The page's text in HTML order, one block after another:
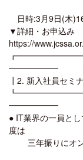
日時:3月9日(木
▼詳細・お申込み
https://
━━━━━━
┃2. 新入社員セミ
━━━━━━
● IT業界の一員と
度は
三年振りにオ